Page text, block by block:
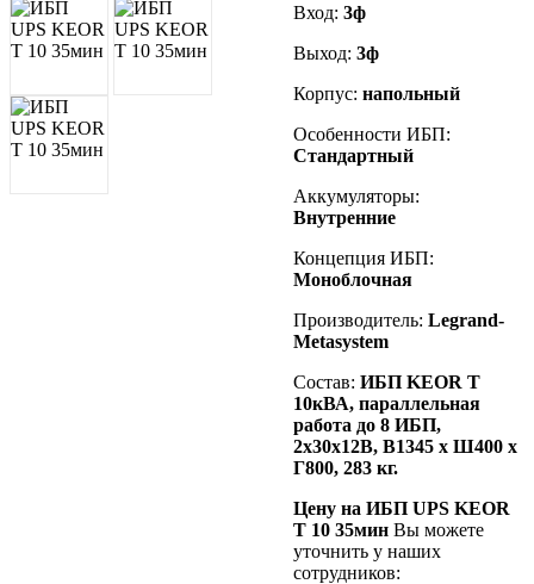
Вход: 3ф
Выход: 3ф
Корпус: напольный
Особенности ИБП:
Стандартный
Аккумуляторы:
Внутренние
Концепция ИБП:
Моноблочная
Производитель: Legrand-
Metasystem
Состав: ИБП KEOR T
10кВА, параллельная
работа до 8 ИБП,
2х30х12В, В1345 х Ш400 х
Г800, 283 кг.
Цену на ИБП UPS KEOR
T 10 35мин Вы можете
уточнить у наших
сотрудников: